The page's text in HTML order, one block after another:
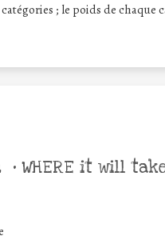
; le poids de chaque
• WHERE it will